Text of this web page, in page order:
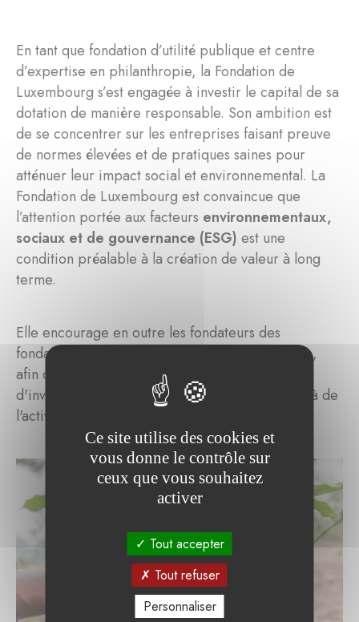
En tant que fondation d’utilité publique et centre
d’expertise en philanthropie, la Fondation de
Luxembourg s’est engagée à investir le capital de sa
dotation de manière responsable. Son ambition est
de se concentrer sur les entreprises faisant preuve
de normes élevées et de pratiques saines pour
atténuer leur impact social et environnemental. La
Fondation de Luxembourg est convaincue que
l’attention portée aux facteurs environnementaux,
sociaux et de gouvernance (ESG) est une
condition préalable à la création de valeur à long
terme.
Elle encourage en outre les fondateurs des
fondations abritées à adopter ces mêmes règles,
afin de garantir une politique responsable
d'investissement des fondations abritées, au delà de
l'activité philanthropique qu'elles soutiennent.
Ce site utilise des cookies et
vous donne le contrôle sur
ceux que vous souhaitez
activer
Tout accepter
Tout refuser
Personnaliser